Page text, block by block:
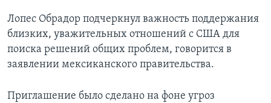
Лопес Обрадор подчеркнул важность поддержания
близких, уважительных отношений с США для
поиска решений общих проблем, говорится в
заявлении мексиканского правительства.
Приглашение было сделано на фоне угроз